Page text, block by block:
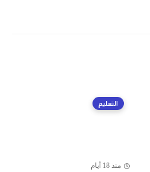
التعليم
منذ 18 أيام